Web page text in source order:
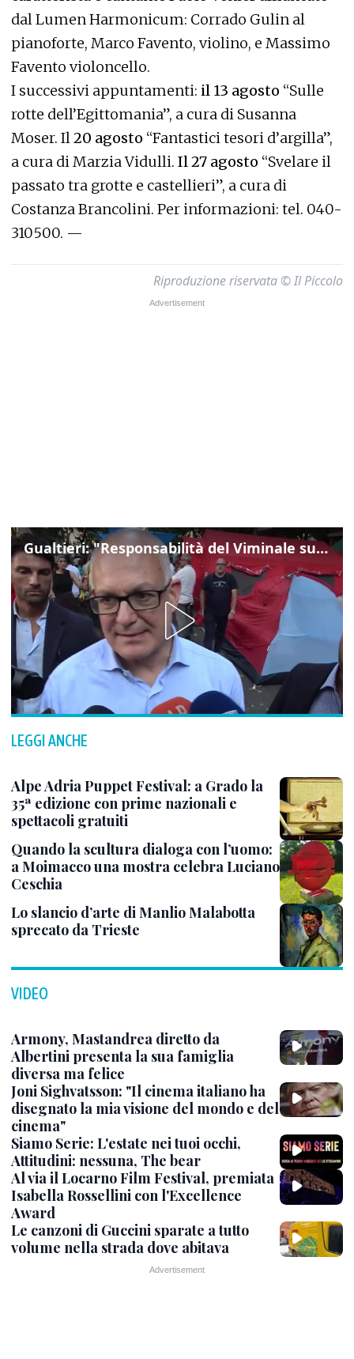
dal Lumen Harmonicum: Corrado Gulin al
pianoforte, Marco Favento, violino, e Massimo
Favento violoncello.
I successivi appuntamenti: il 13 agosto “Sulle
rotte dell’Egittomania”, a cura di Susanna
Moser. Il20 agosto “Fantastici tesori d’argilla”,
a cura di Marzia Vidulli. Il 27 agosto “Svelare il
passato tra grotte e castellieri”, a cura di
Costanza Brancolini. Per informazioni: tel. 040-
310500. —
Riproduzione riservata © Il Piccolo
Gualtieri: "Responsabilità del Viminale su Spin Time? La posizione dei partiti è nota"
LEGGI ANCHE
Alpe Adria Puppet Festival: a Grado la
35ª edizione con prime nazionali e
spettacoli gratuiti
Quando la scultura dialoga con l’uomo:
a Moimacco una mostra celebra Luciano
Ceschia
Lo slancio d’arte di Manlio Malabotta
sprecato da Trieste
VIDEO
Armony, Mastandrea diretto da
Albertini presenta la sua famiglia
diversa ma felice
Joni Sighvatsson: "Il cinema italiano ha
disegnato la mia visione del mondo e del
cinema"
Siamo Serie: L'estate nei tuoi occhi,
Attitudini: nessuna, The bear
Al via il Locarno Film Festival, premiata
Isabella Rossellini con l'Excellence
Award
Le canzoni di Guccini sparate a tutto
volume nella strada dove abitava